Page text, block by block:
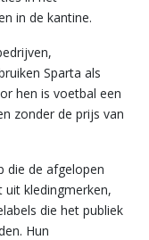
in de kantine.
Sparta als
hen is voetbal een
zonder de prijs van
die de afgelopen
kledingmerken,
die het publiek
Hun